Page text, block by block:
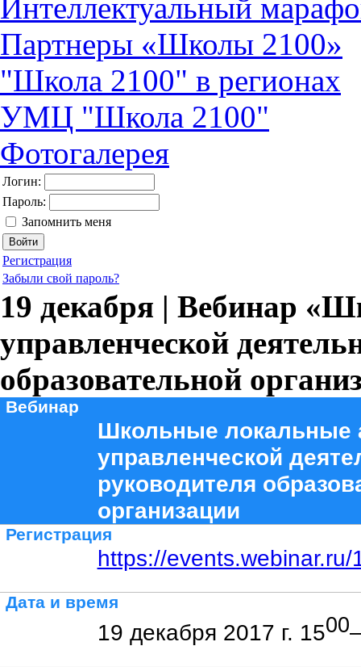
Интеллектуальный
Партнеры «Школы 2100»
"Школа 2100" в регионах
УМЦ "Школа 2100"
Фотогалерея
Логин:
Пароль:
Запомнить меня
Регистрация
Забыли свой пароль?
19 декабря | Вебинар
управленческой
образовательной
Вебинар
Школьные локальные
управленческой
руководителя
организации
Регистрация
https://
Дата и время
19 декабря 2017 г. 1500